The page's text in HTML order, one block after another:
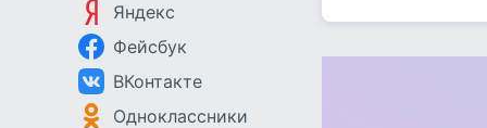
Яндекс
Фейсбук
ВКонтакте
Одноклассники